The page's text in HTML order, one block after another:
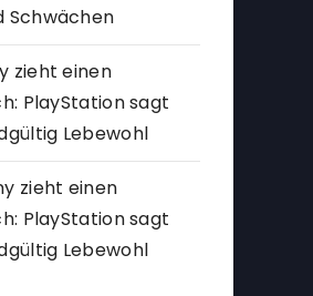
Schwächen
zieht einen
PlayStation sagt
Lebewohl
zieht einen
PlayStation sagt
Lebewohl